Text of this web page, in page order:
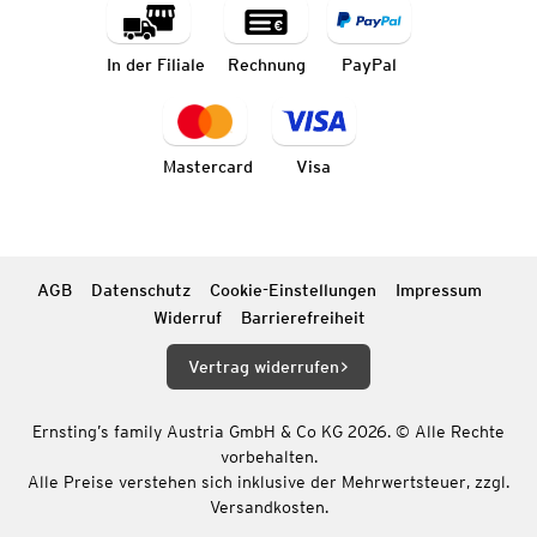
In der Filiale Rechnung PayPal
Mastercard Visa
AGB Datenschutz Cookie-Einstellungen
Impressum
Widerruf
Barrierefreiheit
Vertrag widerrufen
Ernsting’s family Austria GmbH & Co KG 2026. © Alle Rechte
vorbehalten.
Alle Preise verstehen sich inklusive der Mehrwertsteuer, zzgl.
Versandkosten.